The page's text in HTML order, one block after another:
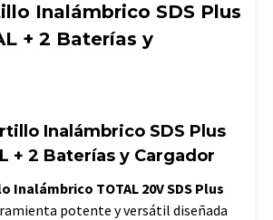
Inalámbrico SDS Plus
+ 2 Baterías y
Inalámbrico SDS Plus
+ 2 Baterías y Cargador
TOTAL 20V SDS Plus
potente y versátil diseñada